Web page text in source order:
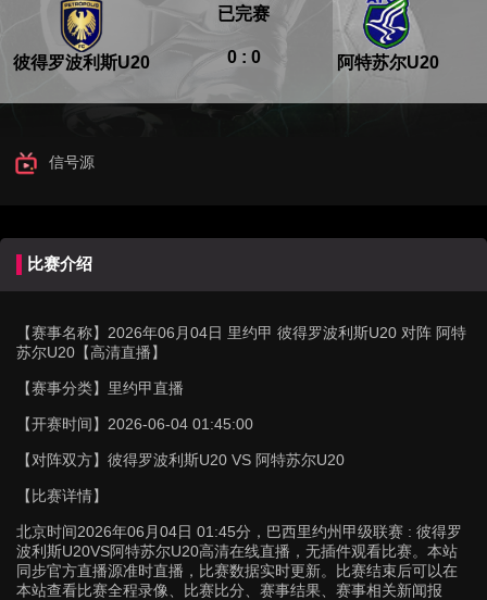
彼得罗波利斯U20 0 : 0
已完赛
阿特苏尔U20
信号源
比赛介绍
【赛事名称】 2026年06月04日 里约甲 彼得罗波利斯U20 对阵 阿特
苏尔U20【高清直播】
【赛事分类】 里约甲直播
【开赛时间】 2026-06-04 01:45:00
【对阵双方】 彼得罗波利斯U20 VS 阿特苏尔U20
【比赛详情】
北京时间2026年06月04日 01:45分，巴西里约州甲级联赛 : 彼得罗
波利斯U20VS阿特苏尔U20高清在线直播，无插件观看比赛。本站
同步官方直播源准时直播，比赛数据实时更新。比赛结束后可以在
本站查看比赛全程录像、比赛比分、赛事结果、赛事相关新闻报